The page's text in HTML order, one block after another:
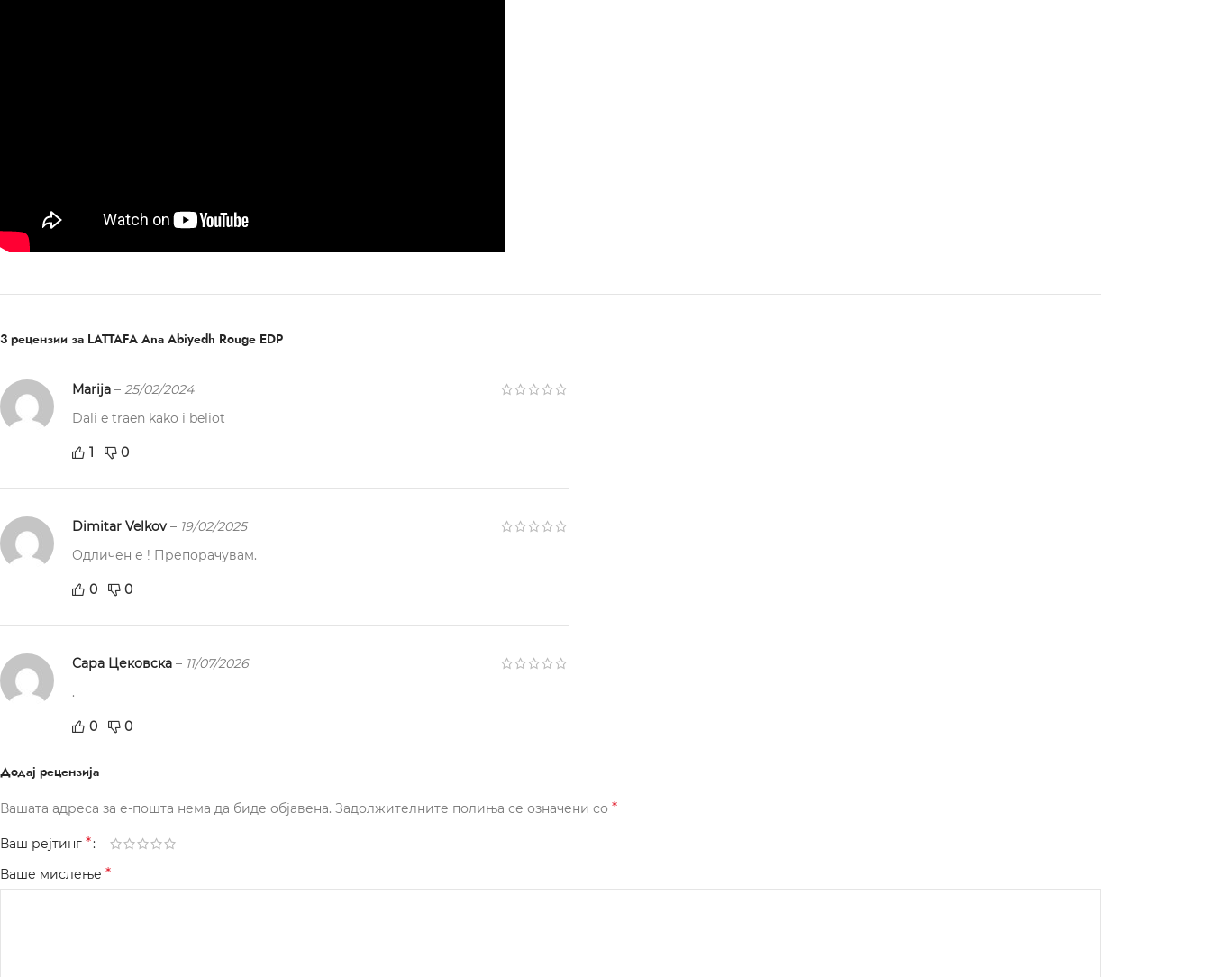
3 рецензии за LATTAFA Ana Abiyedh Rouge EDP
Marija – 25/02/2024
Dali e traen kako i beliot
1 0
Dimitar Velkov – 19/02/2025
Одличен е ! Препорачувам.
0 0
Сара Цековска – 11/07/2026
.
0 0
Додај рецензија
Вашата адреса за е-пошта нема да биде објавена. Задолжителните полиња се означени со *
Ваш рејтинг *
Ваше мислење *